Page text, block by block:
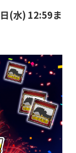
(水) 12:59ま